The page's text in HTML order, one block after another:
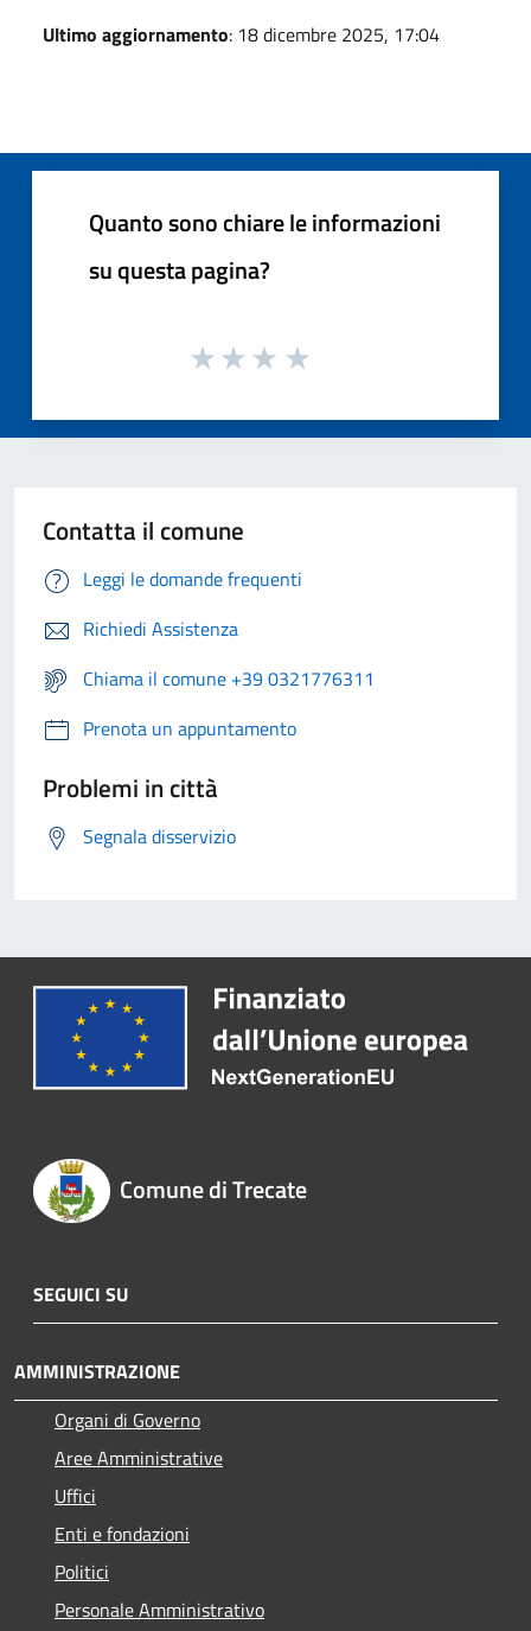
Ultimo aggiornamento: 18 dicembre 2025, 17:04
Quanto sono chiare le informazioni
su questa pagina?
Contatta il comune
Leggi le domande frequenti
Richiedi Assistenza
Chiama il comune +39 0321776311
Prenota un appuntamento
Problemi in città
Segnala disservizio
Comune di Trecate
SEGUICI SU
AMMINISTRAZIONE
Organi di Governo
Aree Amministrative
Uffici
Enti e fondazioni
Politici
Personale Amministrativo